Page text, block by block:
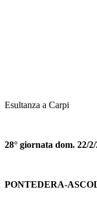
Esultanza a Carpi
28° giornata
PONTEDERA-